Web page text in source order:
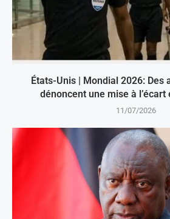
États-Unis | Mondial 2026:
dénoncent une mise à
11/07/2026